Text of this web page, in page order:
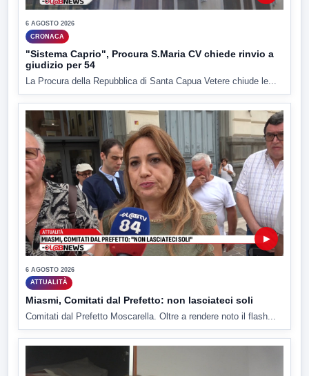
6 AGOSTO 2026
CRONACA
"Sistema Caprio", Procura S.Maria CV chiede rinvio a
giudizio per 54
La Procura della Repubblica di Santa Capua Vetere chiude le...
▶
6 AGOSTO 2026
ATTUALITÀ
Miasmi, Comitati dal Prefetto: non lasciateci soli
Comitati dal Prefetto Moscarella. Oltre a rendere noto il flash...